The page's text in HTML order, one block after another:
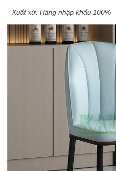
- Xuất xứ: Hàng nhập khẩu 100%